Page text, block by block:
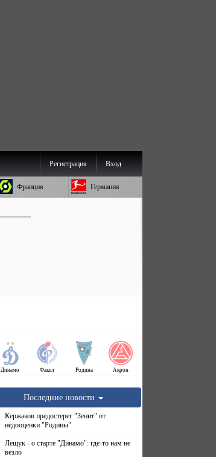
Вход
Регистрация
Франция Германия
Динамо Факел Родина Акрон
Последние новости
Кержаков предостерег "Зенит" от
недооценки "Родины"
Лещук - о старте "Динамо": где-то нам не
везло